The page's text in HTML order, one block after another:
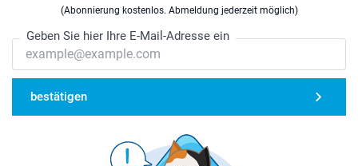
(Abonnierung kostenlos. Abmeldung jederzeit möglich)
Geben Sie hier Ihre E-Mail-Adresse ein
bestätigen